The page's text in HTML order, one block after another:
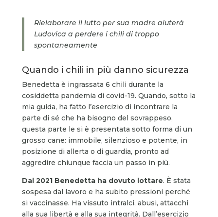
Rielaborare il lutto per sua madre aiuterà
Ludovica a perdere i chili di troppo
spontaneamente
Quando i chili in più danno sicurezza
Benedetta è ingrassata 6 chili durante la
cosiddetta pandemia di covid-19. Quando, sotto la
mia guida, ha fatto l’esercizio di incontrare la
parte di sé che ha bisogno del sovrappeso,
questa parte le si è presentata sotto forma di un
grosso cane: immobile, silenzioso e potente, in
posizione di allerta o di guardia, pronto ad
aggredire chiunque faccia un passo in più.
Dal 2021 Benedetta ha dovuto lottare. È stata
sospesa dal lavoro e ha subito pressioni perché
si vaccinasse. Ha vissuto intralci, abusi, attacchi
alla sua libertà e alla sua integrità. Dall’esercizio